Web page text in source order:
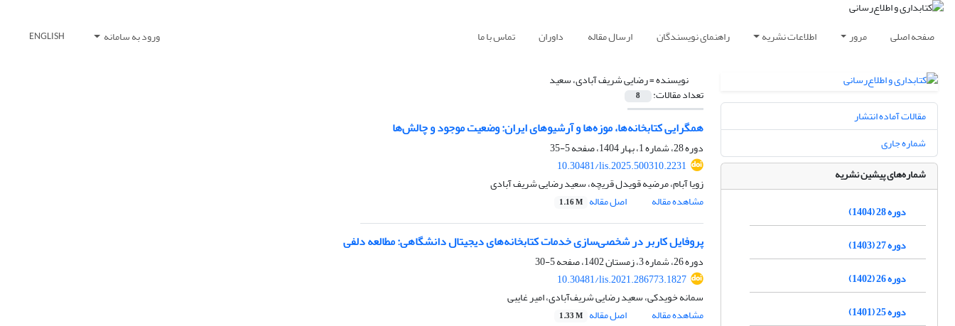
صفحه اصلی مرور اطلاعات نشریه راهنمای نویسندگان ارسال مقاله داوران تماس با ما ورود به سامانه ENGLISH
نویسنده =رضایی شریف آبادی، سعید
تعداد مقالات: 8
همگرایی کتابخانه‌ها، موزه‌ها و آرشیوهای ایران: وضعیت موجود و چالش‏‌ها
دوره 28، شماره 1، بهار 1404، صفحه
5-35
10.30481/lis.2025.500310.2231
زویا آبام، مرضیه قویدل قریچه، سعید رضایی شریف آبادی
مشاهده مقاله
اصل مقاله 1.16 M
پروفایل کاربر در شخصی‌سازی خدمات کتابخانه‌های دیجیتال دانشگاهی: مطالعه دلفی
دوره 26، شماره 3، زمستان 1402، صفحه
5-30
10.30481/lis.2021.286773.1827
سمانه خویدکی، سعید رضایی شریف‌آبادی، امیر غایبی
مشاهده مقاله
اصل مقاله 1.33 M
مقالات آماده انتشار
شماره جاری
شماره‌های پیشین نشریه
دوره 28 (1404)
دوره 27 (1403)
دوره 26 (1402)
دوره 25 (1401)